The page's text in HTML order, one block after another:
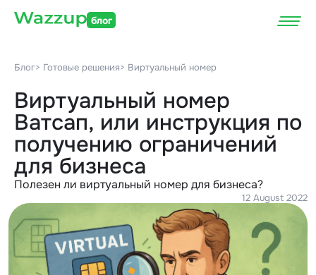
блог
Блог> Готовые решения> Виртуальный номер
Виртуальный номер
Ватсап, или инструкция по
получению ограничений
для бизнеса
Полезен ли виртуальный номер для бизнеса?
12 August 2022